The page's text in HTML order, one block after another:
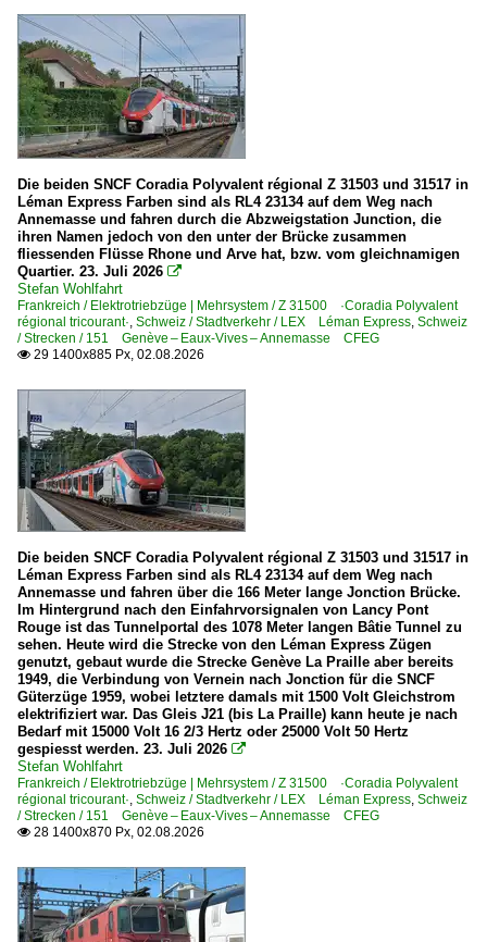
Dieselloks | ohne BR-Nummer | Private | Industrie
Breuer Lokomotor
Dieselloks | Schmalspur
BR 251.9 · BR 252.9 ·Gmeinder V 51.9, V 52.9·
DR 199 ·LKM V 10 C Di· u.a. 'Helmut'
Dieseltriebzüge | 95 80
0 301 BR 301 Gothaer, WUMAG, Talbot, MAN, Esslinger
0 605 BR 605 ·ICE-TD·
0 609 BR 609.1 ·Integral·
0 612 BR 612 ·RegioSwinger· 'Wackeldackel'
0 622 BR 622 ·Coradia Lint 54· Private
0 628 BR 628 · 928 · BR 629
0 641 BR 641 ·Coradia A TER· 'Walfisch'
0 650 BR 650 ·RS1·
0 650 BR 650 ·RS1· Private
Dieseltriebzüge | bis 1970 und Altbautriebzüge
DB VT 12.5 · BR 612 · 688
DB VT 98 · BR 796/996 · BR 798/998 Uerdinger
E-Loks | Drehstrom | 91 80
6 101 BR 101
6 101 BR 101 Werbeloks
6 120 BR 120.1
6 120 BR 120.1 Werbeloks
6 145 BR 145 ·Traxx AC·
Die beiden SNCF Coradia Polyvalent régional Z 31503 und 31517 in
Léman Express Farben sind als RL4 23134 auf dem Weg nach
Annemasse und fahren durch die Abzweigstation Junction, die
ihren Namen jedoch von den unter der Brücke zusammen
fliessenden Flüsse Rhone und Arve hat, bzw. vom gleichnamigen
Quartier. 23. Juli 2026 
Stefan Wohlfahrt
Frankreich / Elektrotriebzüge | Mehrsystem / Z 31500 ·Coradia Polyvalent
régional tricourant· Schweiz / Stadtverkehr / LEX Léman Express Schweiz
/ Strecken / 151 Genève – Eaux-Vives – Annemasse CFEG
 29 1400x885 Px, 02.08.2026
Die beiden SNCF Coradia Polyvalent régional Z 31503 und 31517 in
Léman Express Farben sind als RL4 23134 auf dem Weg nach
Annemasse und fahren über die 166 Meter lange Jonction Brücke.
Im Hintergrund nach den Einfahrvorsignalen von Lancy Pont
Rouge ist das Tunnelportal des 1078 Meter langen Bâtie Tunnel zu
sehen. Heute wird die Strecke von den Léman Express Zügen
genutzt, gebaut wurde die Strecke Genève La Praille aber bereits
1949, die Verbindung von Vernein nach Jonction für die SNCF
Güterzüge 1959, wobei letztere damals mit 1500 Volt Gleichstrom
elektrifiziert war. Das Gleis J21 (bis La Praille) kann heute je nach
Bedarf mit 15000 Volt 16 2/3 Hertz oder 25000 Volt 50 Hertz
gespiesst werden. 23. Juli 2026 
Stefan Wohlfahrt
Frankreich / Elektrotriebzüge | Mehrsystem / Z 31500 ·Coradia Polyvalent
régional tricourant· Schweiz / Stadtverkehr / LEX Léman Express Schweiz
/ Strecken / 151 Genève – Eaux-Vives – Annemasse CFEG
 28 1400x870 Px, 02.08.2026